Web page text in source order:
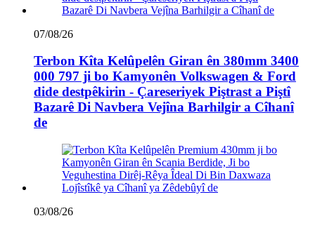
07/08/26
Terbon Kîta Kelûpelên Giran ên 380mm 3400
000 797 ji bo Kamyonên Volkswagen & Ford
dide destpêkirin - Çareseriyek Piştrast a Piştî
Bazarê Di Navbera Vejîna Barhilgir a Cîhanî
de
03/08/26